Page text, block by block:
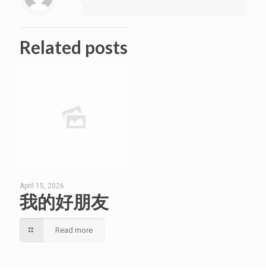
Related posts
April 15, 2026
我的好朋友
Read more